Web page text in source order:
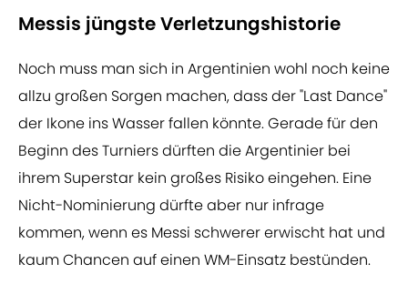
Messis jüngste Verletzungshistorie
Noch muss man sich in Argentinien wohl noch keine
allzu großen Sorgen machen, dass der "Last Dance"
der Ikone ins Wasser fallen könnte. Gerade für den
Beginn des Turniers dürften die Argentinier bei
ihrem Superstar kein großes Risiko eingehen. Eine
Nicht-Nominierung dürfte aber nur infrage
kommen, wenn es Messi schwerer erwischt hat und
kaum Chancen auf einen WM-Einsatz bestünden.